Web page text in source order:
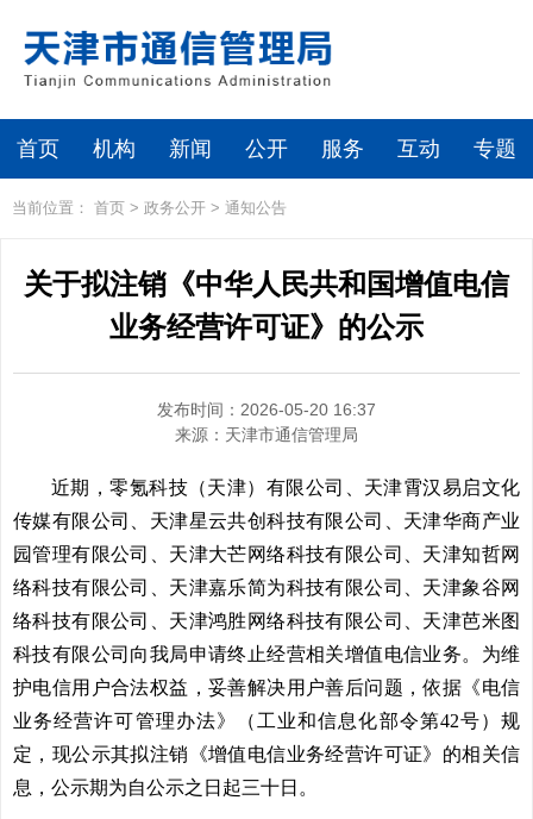
首页 机构 新闻 公开 服务 互动 专题
当前位置： 首页 > 政务公开 > 通知公告
关于拟注销《中华人民共和国增值电信
业务经营许可证》的公示
发布时间：2026-05-20 16:37
来源： 天津市通信管理局
近期，零氪科技（天津）有限公司、天津霄汉易启文化
传媒有限公司、天津星云共创科技有限公司、天津华商产业
园管理有限公司、天津大芒网络科技有限公司、天津知哲网
络科技有限公司、天津嘉乐简为科技有限公司、天津象谷网
络科技有限公司、天津鸿胜网络科技有限公司、天津芭米图
科技有限公司向我局申请终止经营相关增值电信业务。为维
护电信用户合法权益，妥善解决用户善后问题，依据《电信
业务经营许可管理办法》（工业和信息化部令第42号）规
定，现公示其拟注销《增值电信业务经营许可证》的相关信
息，公示期为自公示之日起三十日。